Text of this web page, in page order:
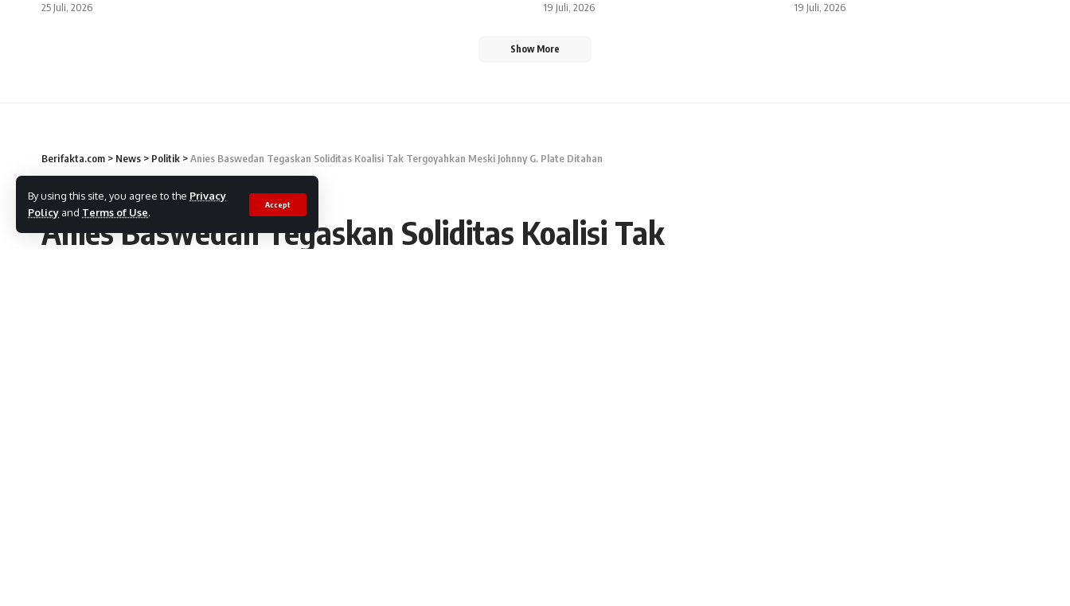
By using this site, you agree to the Privacy
Policy and Terms of Use.
Accept
25 Juli, 2026 19 Juli, 2026 19 Juli, 2026
Show More
Berifakta.com > News > Politik >Anies Baswedan Tegaskan Soliditas Koalisi Tak Tergoyahkan Meski Johnny G. Plate Ditahan
POLITIK
Anies Baswedan Tegaskan Soliditas Koalisi Tak